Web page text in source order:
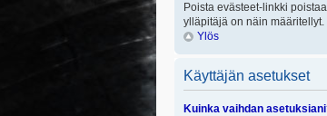
Poista evästeet-linkki
ylläpitäjä on näin määritellyt.
Ylös
Käyttäjän asetukset
Kuinka vaihdan